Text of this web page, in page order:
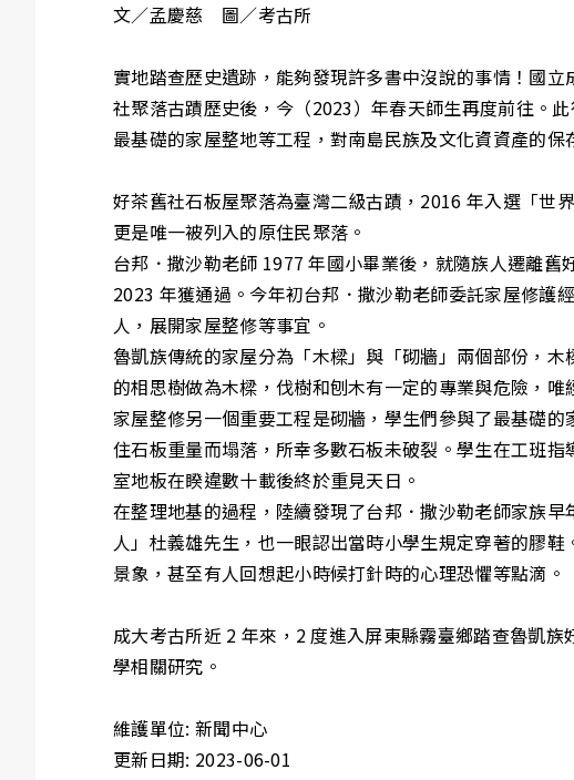
文／孟慶慈 圖／考古所
實地踏查歷史遺跡，能夠發現許多書中沒說的事情！國
社聚落古蹟歷史後，今（2023）年春天師生再度前往。
最基礎的家屋整地等工程，對南島民族及文化資資產的保
好茶舊社石板屋聚落為臺灣二級古蹟，2016 年入選「世
更是唯一被列入的原住民聚落。
台邦．撒沙勒老師 1977 年國小畢業後，就隨族人遷離
2023 年獲通過。今年初台邦．撒沙勒老師委託家屋修護
人，展開家屋整修等事宜。
魯凱族傳統的家屋分為「木樑」與「砌牆」兩個部份，
的相思樹做為木樑，伐樹和刨木有一定的專業與危險，
家屋整修另一個重要工程是砌牆，學生們參與了最基礎
住石板重量而塌落，所幸多數石板未破裂。學生在工班
室地板在睽違數十載後終於重見天日。
在整理地基的過程，陸續發現了台邦．撒沙勒老師家族
人」杜義雄先生，也一眼認出當時小學生規定穿著的膠
景象，甚至有人回想起小時候打針時的心理恐懼等點滴。
成大考古所近 2 年來，2 度進入屏東縣霧臺鄉踏查魯凱
學相關研究。
維護單位: 新聞中心
更新日期: 2023-06-01